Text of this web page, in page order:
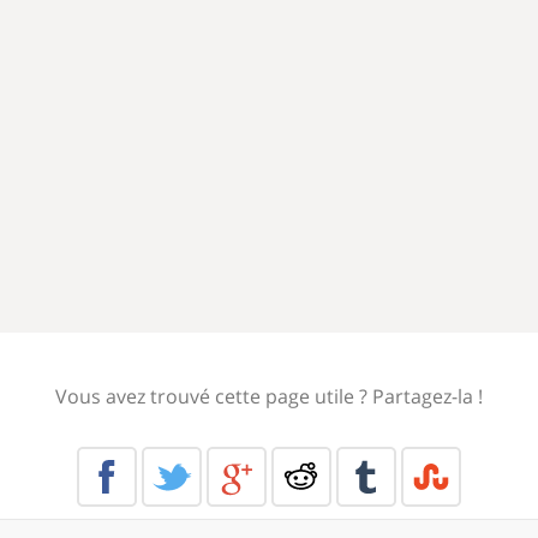
Vous avez trouvé cette page utile ? Partagez-la !